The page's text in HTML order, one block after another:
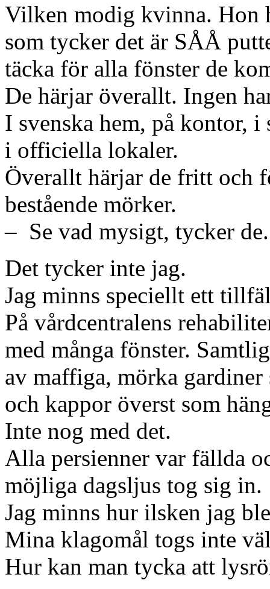
Vilken modig kvinna. Hon
som tycker det är SÅÅ
täcka för alla fönster de
De härjar överallt. Ingen
I svenska hem, på kontor,
i officiella lokaler.
Överallt härjar de fritt och
bestående mörker.
– Se vad mysigt, tycker de.
Det tycker inte jag.
Jag minns speciellt ett
På vårdcentralens
med många fönster.
av maffiga, mörka gardiner
och kappor överst som
Inte nog med det.
Alla persienner var fällda
möjliga dagsljus tog sig in.
Jag minns hur ilsken jag
Mina klagomål togs inte
Hur kan man tycka att